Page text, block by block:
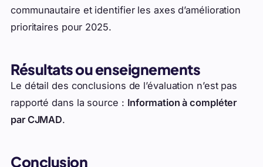
communautaire et identifier les axes d’amélioration
prioritaires pour 2025.
Résultats ou enseignements
Le détail des conclusions de l’évaluation n’est pas
rapporté dans la source : Information à compléter
par CJMAD.
Conclusion